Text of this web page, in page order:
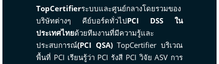
TopCertifierระบบและศูนย์กลางโดยรวมของ
บริษัทต่างๆ คีย์บอร์ดทั่วไปPCI DSS ใน
ประเทศไทยด้วยทีมงานที่มีความรู้และ
ประสบการณ์(PCI QSA)TopCertifier บริเวณ
พื้นที่ PCI เรียนรู้ว่า PCI รังสี PCI วิจัย ASV การ